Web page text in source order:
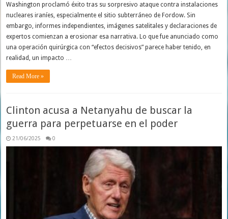
Washington proclamó éxito tras su sorpresivo ataque contra instalaciones
nucleares iraníes, especialmente el sitio subterráneo de Fordow. Sin
embargo, informes independientes, imágenes satelitales y declaraciones de
expertos comienzan a erosionar esa narrativa. Lo que fue anunciado como
una operación quirúrgica con “efectos decisivos” parece haber tenido, en
realidad, un impacto …
Read More »
Clinton acusa a Netanyahu de buscar la
guerra para perpetuarse en el poder
21/06/2025 0